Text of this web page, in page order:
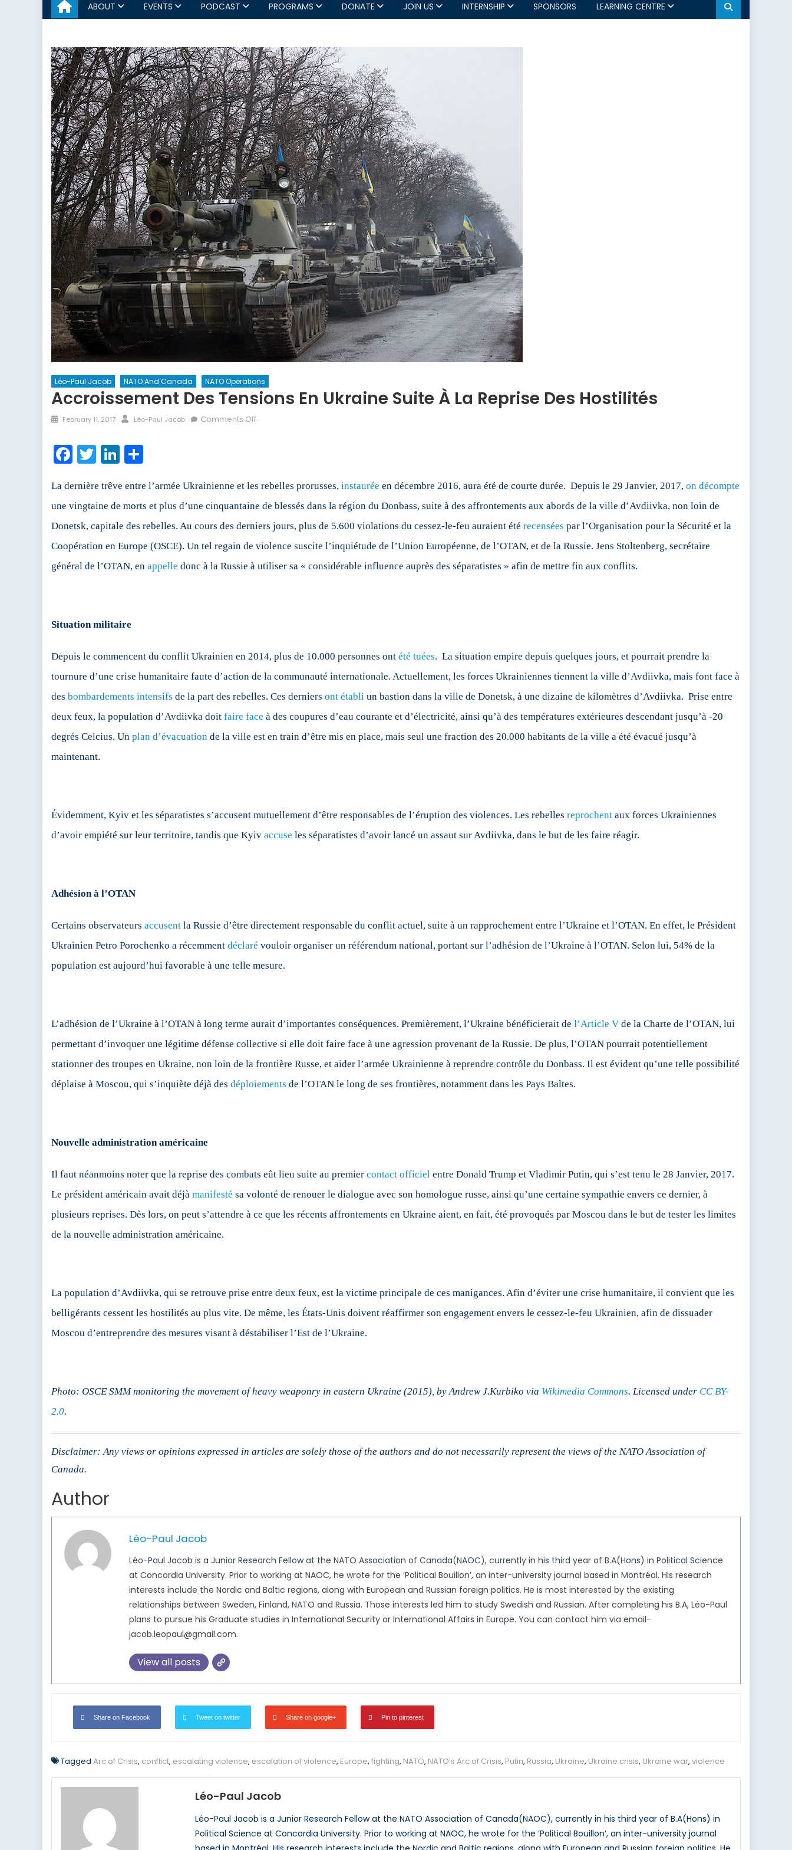
ABOUT EVENTS PODCAST PROGRAMS DONATE JOIN US INTERNSHIP SPONSORS LEARNING CENTRE
Léo-Paul Jacob NATO And Canada NATO Operations
Accroissement Des Tensions En Ukraine Suite À La Reprise Des Hostilités
Posted
February 11, 2017 Author
Léo-Paul Jacob Comments Offon
Ukraine
à
la
reprise
hostilités
Facebook
TwitterLinkedIn
La dernière trêve entre l’armée Ukrainienne et les rebelles prorusses, instaurée en décembre 2016, aura été de courte durée. Depuis le 29 Janvier, 2017, on décompte
une vingtaine de morts et plus d’une cinquantaine de blessés dans la région du Donbass, suite à des affrontements aux abords de la ville d’Avdiivka, non loin de
Donetsk, capitale des rebelles. Au cours des derniers jours, plus de 5.600 violations du cessez-le-feu auraient été recensées par l’Organisation pour la Sécurité et la
Coopération en Europe (OSCE). Un tel regain de violence suscite l’inquiétude de l’Union Européenne, de l’OTAN, et de la Russie. Jens Stoltenberg, secrétaire
général de l’OTAN, en appelle donc à la Russie à utiliser sa « considérable influence auprès des séparatistes » afin de mettre fin aux conflits.
Situation militaire
Depuis le commencent du conflit Ukrainien en 2014, plus de 10.000 personnes ont été tuées. La situation empire depuis quelques jours, et pourrait prendre la
tournure d’une crise humanitaire faute d’action de la communauté internationale. Actuellement, les forces Ukrainiennes tiennent la ville d’Avdiivka, mais font face à
des bombardements intensifs de la part des rebelles. Ces derniers ont établi un bastion dans la ville de Donetsk, à une dizaine de kilomètres d’Avdiivka. Prise entre
deux feux, la population d’Avdiivka doit faire face à des coupures d’eau courante et d’électricité, ainsi qu’à des températures extérieures descendant jusqu’à -20
degrés Celcius. Un plan d’évacuation de la ville est en train d’être mis en place, mais seul une fraction des 20.000 habitants de la ville a été évacué jusqu’à
maintenant.
Évidemment, Kyiv et les séparatistes s’accusent mutuellement d’être responsables de l’éruption des violences. Les rebelles reprochent aux forces Ukrainiennes
d’avoir empiété sur leur territoire, tandis que Kyiv accuse les séparatistes d’avoir lancé un assaut sur Avdiivka, dans le but de les faire réagir.
Adhésion à l’OTAN
Certains observateurs accusent la Russie d’être directement responsable du conflit actuel, suite à un rapprochement entre l’Ukraine et l’OTAN. En effet, le Président
Ukrainien Petro Porochenko a récemment déclaré vouloir organiser un référendum national, portant sur l’adhésion de l’Ukraine à l’OTAN. Selon lui, 54% de la
population est aujourd’hui favorable à une telle mesure.
L’adhésion de l’Ukraine à l’OTAN à long terme aurait d’importantes conséquences. Premièrement, l’Ukraine bénéficierait de l’Article V de la Charte de l’OTAN, lui
permettant d’invoquer une légitime défense collective si elle doit faire face à une agression provenant de la Russie. De plus, l’OTAN pourrait potentiellement
stationner des troupes en Ukraine, non loin de la frontière Russe, et aider l’armée Ukrainienne à reprendre contrôle du Donbass. Il est évident qu’une telle possibilité
déplaise à Moscou, qui s’inquiète déjà des déploiements de l’OTAN le long de ses frontières, notamment dans les Pays Baltes.
Nouvelle administration américaine
Il faut néanmoins noter que la reprise des combats eût lieu suite au premier contact officiel entre Donald Trump et Vladimir Putin, qui s’est tenu le 28 Janvier, 2017.
Le président américain avait déjà manifesté sa volonté de renouer le dialogue avec son homologue russe, ainsi qu’une certaine sympathie envers ce dernier, à
plusieurs reprises. Dès lors, on peut s’attendre à ce que les récents affrontements en Ukraine aient, en fait, été provoqués par Moscou dans le but de tester les limites
de la nouvelle administration américaine.
La population d’Avdiivka, qui se retrouve prise entre deux feux, est la victime principale de ces manigances. Afin d’éviter une crise humanitaire, il convient que les
belligérants cessent les hostilités au plus vite. De même, les États-Unis doivent réaffirmer son engagement envers le cessez-le-feu Ukrainien, afin de dissuader
Moscou d’entreprendre des mesures visant à déstabiliser l’Est de l’Ukraine.
Photo: OSCE SMM monitoring the movement of heavy weaponry in eastern Ukraine (2015), by Andrew J.Kurbiko via Wikimedia Commons. Licensed under CC BY-
2.0.
Disclaimer: Any views or opinions expressed in articles are solely those of the authors and do not necessarily represent the views of the NATO Association of
Canada.
Author
Léo-Paul Jacob
Léo-Paul Jacob is a Junior Research Fellow at the NATO Association of Canada(NAOC), currently in his third year of B.A(Hons) in Political Science
at Concordia University. Prior to working at NAOC, he wrote for the ‘Political Bouillon’, an inter-university journal based in Montréal. His research
interests include the Nordic and Baltic regions, along with European and Russian foreign politics. He is most interested by the existing
relationships between Sweden, Finland, NATO and Russia. Those interests led him to study Swedish and Russian. After completing his B.A, Léo-Paul
plans to pursue his Graduate studies in International Security or International Affairs in Europe. You can contact him via email-
jacob.leopaul@gmail.com.
View all posts
Share on Facebook Tweet on twitter Share on google+ Pin to pinterest
Tagged Arc of Crisis, conflict, escalating violence, escalation of violence, Europe, fighting, NATO, NATO's Arc of Crisis, Putin, Russia, Ukraine, Ukraine crisis, Ukraine war, violence
Léo-Paul Jacob
Léo-Paul Jacob is a Junior Research Fellow at the NATO Association of Canada(NAOC), currently in his third year of B.A(Hons) in
Political Science at Concordia University. Prior to working at NAOC, he wrote for the ‘Political Bouillon’, an inter-university journal